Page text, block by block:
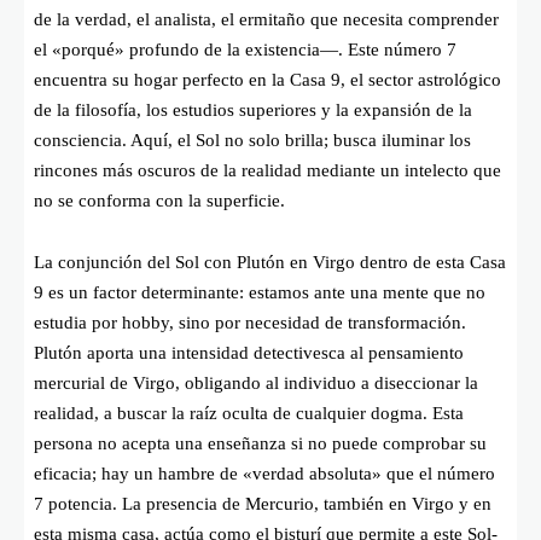
de la verdad, el analista, el ermitaño que necesita comprender
el «porqué» profundo de la existencia—. Este número 7
encuentra su hogar perfecto en la Casa 9, el sector astrológico
de la filosofía, los estudios superiores y la expansión de la
consciencia. Aquí, el Sol no solo brilla; busca iluminar los
rincones más oscuros de la realidad mediante un intelecto que
no se conforma con la superficie.
La conjunción del Sol con Plutón en Virgo dentro de esta Casa
9 es un factor determinante: estamos ante una mente que no
estudia por hobby, sino por necesidad de transformación.
Plutón aporta una intensidad detectivesca al pensamiento
mercurial de Virgo, obligando al individuo a diseccionar la
realidad, a buscar la raíz oculta de cualquier dogma. Esta
persona no acepta una enseñanza si no puede comprobar su
eficacia; hay un hambre de «verdad absoluta» que el número
7 potencia. La presencia de Mercurio, también en Virgo y en
esta misma casa, actúa como el bisturí que permite a este Sol-